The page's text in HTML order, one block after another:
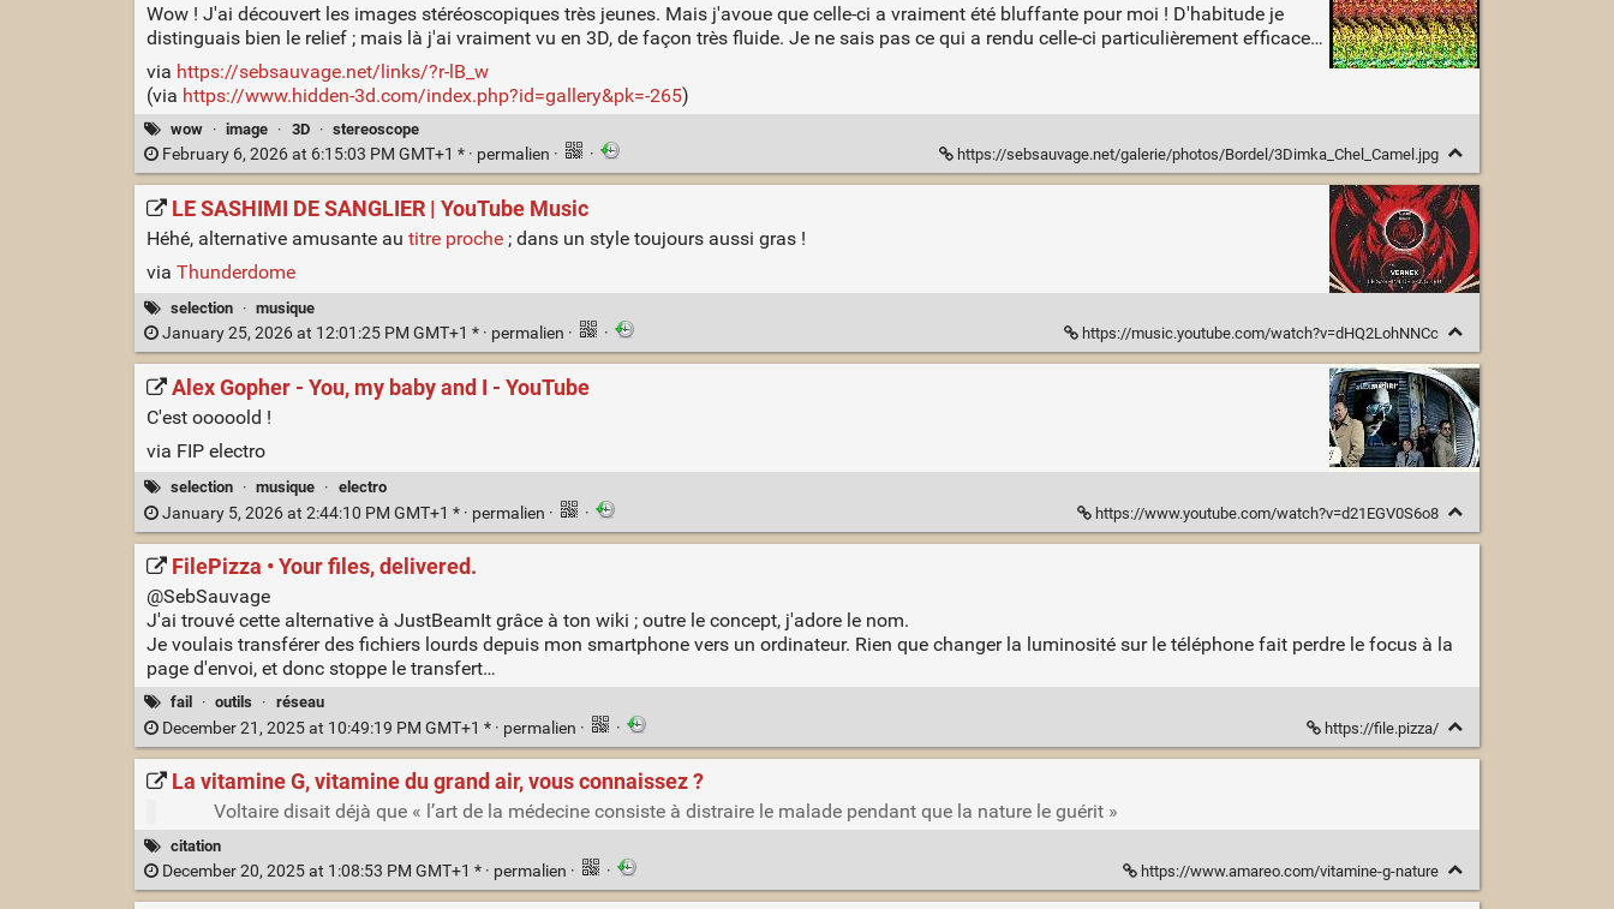
Wow ! J'ai découvert les images stéréoscopiques très jeunes. Mais j'avoue que celle-ci a vraiment été bluffante pour moi ! D'habitude je
distinguais bien le relief ; mais là j'ai vraiment vu en 3D, de façon très fluide. Je ne sais pas ce qui a rendu celle-ci particulièrement efficace…
via https://sebsauvage.net/links/?r-lB_w
(via https://www.hidden-3d.com/index.php?id=gallery&pk=-265)
wow · image · 3D · stereoscope
February 6, 2026 at 6:15:03 PM GMT+1 * · permalien · · https://sebsauvage.net/galerie/photos/Bordel/3Dimka_Chel_Camel.jpg
LE SASHIMI DE SANGLIER | YouTube Music
Héhé, alternative amusante au titre proche; dans un style toujours aussi gras !
via Thunderdome
selection · musique
January 25, 2026 at 12:01:25 PM GMT+1 * · permalien · · https://music.youtube.com/watch?v=dHQ2LohNNCc
Alex Gopher - You, my baby and I - YouTube
C'est ooooold !
via FIP electro
selection · musique · electro
January 5, 2026 at 2:44:10 PM GMT+1 * · permalien · · https://www.youtube.com/watch?v=d21EGV0S6o8
FilePizza • Your files, delivered.
@SebSauvage
J'ai trouvé cette alternative à JustBeamIt grâce à ton wiki ; outre le concept, j'adore le nom.
Je voulais transférer des fichiers lourds depuis mon smartphone vers un ordinateur. Rien que changer la luminosité sur le téléphone fait perdre le focus à la
page d'envoi, et donc stoppe le transfert…
fail · outils · réseau
December 21, 2025 at 10:49:19 PM GMT+1 * · permalien · · https://file.pizza/
La vitamine G, vitamine du grand air, vous connaissez ?
Voltaire disait déjà que « l’art de la médecine consiste à distraire le malade pendant que la nature le guérit »
citation
December 20, 2025 at 1:08:53 PM GMT+1 * · permalien · · https://www.amareo.com/vitamine-g-nature